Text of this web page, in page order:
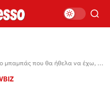
Χρήστος Σπανός: «Έγινα ο μπαμπάς που θα ήθελα να έχω, κάνω χρόνια ψυχοθεραπεία»